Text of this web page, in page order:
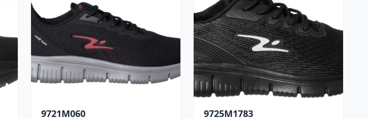
9721M060 9725M1783